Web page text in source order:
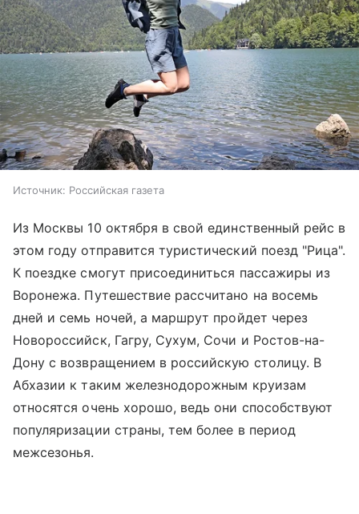
Источник: Российская газета
Из Москвы 10 октября в свой единственный рейс в
этом году отправится туристический поезд "Рица".
К поездке смогут присоединиться пассажиры из
Воронежа. Путешествие рассчитано на восемь
дней и семь ночей, а маршрут пройдет через
Новороссийск, Гагру, Сухум, Сочи и Ростов-на-
Дону с возвращением в российскую столицу. В
Абхазии к таким железнодорожным круизам
относятся очень хорошо, ведь они способствуют
популяризации страны, тем более в период
межсезонья.